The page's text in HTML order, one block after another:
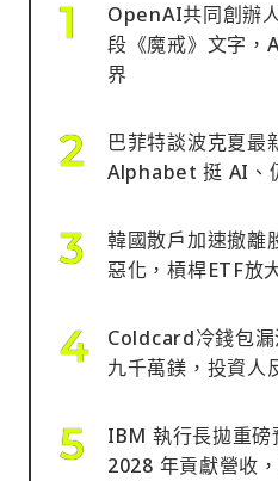
OpenAI共同創辦
段《魔戒》文字，
界
巴菲特談波克夏最
Alphabet 挺 AI、
韓國散戶加速撤離
惡化，槓桿ETF放
Coldcard冷錢包
九千萬鎂，投資人
IBM 執行長拋重
2028 年貢獻營收